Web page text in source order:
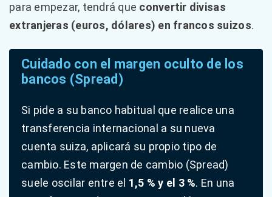
para empezar, tendrá que convertir divisas
extranjeras (euros, dólares) en francos suizos.
Cuidado con el margen oculto de los
bancos (Spread)
Si pide a su banco habitual que realice una
transferencia internacional a su nueva
cuenta suiza, aplicará su propio tipo de
cambio. Este margen de cambio (Spread)
suele oscilar entre el 1,5 % y el 3 %. En una